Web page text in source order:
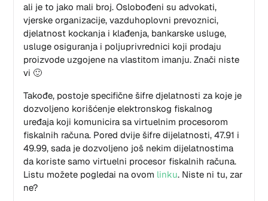
ali je to jako mali broj. Oslobođeni su advokati,
vjerske organizacije, vazduhoplovni prevoznici,
djelatnost kockanja i klađenja, bankarske usluge,
usluge osiguranja i poljuprivrednici koji prodaju
proizvode uzgojene na vlastitom imanju. Znači niste
vi 🙂
Takođe, postoje specifične šifre djelatnosti za koje je
dozvoljeno korišćenje elektronskog fiskalnog
uređaja koji komunicira savirtuelnim procesorom
fiskalnih računa. Pored dvije šifre dijelatnosti, 47.91 i
49.99, sada je dozvoljeno još nekim dijelatnostima
da koriste samo virtuelni procesor fiskalnih računa.
Listu možete pogledai na ovom linku. Niste ni tu, zar
ne?